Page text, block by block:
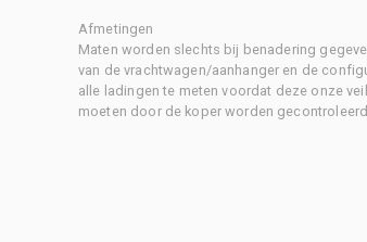
Afmetingen
Maten worden slechts bij benadering
van de vrachtwagen/aanhanger en de
alle ladingen te meten voordat deze onze
moeten door de koper worden